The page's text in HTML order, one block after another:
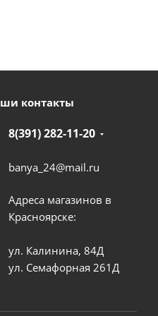
контакты
8(391) 282-11-20
banya_24@mail.ru
Адреса магазинов в
Красноярске:
ул. Калинина, 84Д
ул. Семафорная 261Д